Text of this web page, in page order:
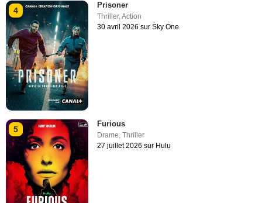
4
Prisoner
Thriller,Action
30 avril 2026 sur Sky One
5
Furious
Drame,Thriller
27 juillet 2026 sur Hulu